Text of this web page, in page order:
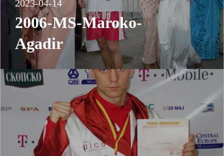
2023-04-14
2006-MS-Maroko-
Agadir